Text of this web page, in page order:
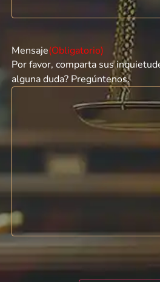
Mensaje(Obligatorio)
Por favor, comparta sus
alguna duda? Pregúntenos.